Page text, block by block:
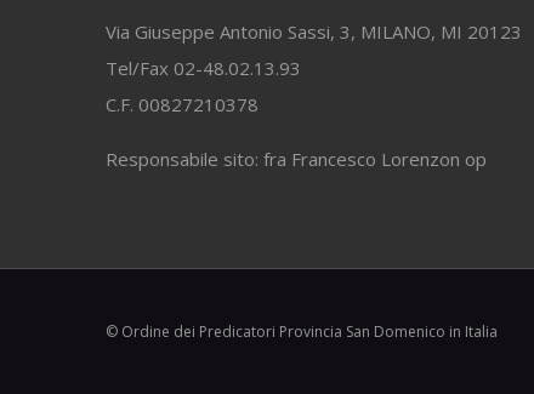
Via Giuseppe Antonio Sassi, 3, MILANO, MI 20123
Tel/Fax 02-48.02.13.93
C.F. 00827210378
Responsabile sito: fra Francesco Lorenzon op
© Ordine dei Predicatori Provincia San Domenico in Italia